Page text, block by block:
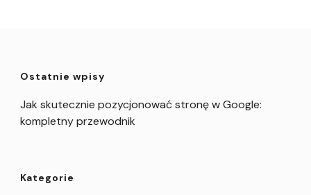
Ostatnie wpisy
Jak skutecznie pozycjonować stronę w Google:
kompletny przewodnik
Kategorie